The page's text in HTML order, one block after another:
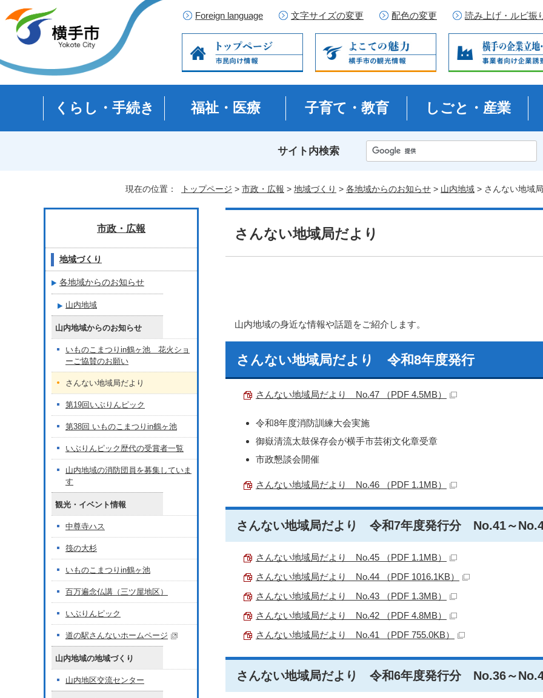
Foreign language 文字サイズの変更 配色の変更 読み上げ・ルビ振
くらし・手続き 福祉・医療 子育て・教育 しごと・産業
サイト内検索
現在の位置： トップページ > 市政・広報 > 地域づくり > 各地域からのお知らせ > 山内地域 > さんない地域
さんない地域局だより
山内地域の身近な情報や話題をご紹介します。
さんない地域局だより 令和8年度発行
さんない地域局だより No.47 （PDF 4.5MB）
令和8年度消防訓練大会実施
御嶽清流太鼓保存会が横手市芸術文化章受章
市政懇談会開催
さんない地域局だより No.46 （PDF 1.1MB）
さんない地域局だより 令和7年度発行分 No.41～
さんない地域局だより No.45 （PDF 1.1MB）
さんない地域局だより No.44 （PDF 1016.1KB）
さんない地域局だより No.43 （PDF 1.3MB）
さんない地域局だより No.42 （PDF 4.8MB）
さんない地域局だより No.41 （PDF 755.0KB）
さんない地域局だより 令和6年度発行分 No.36～
市政・広報
地域づくり
各地域からのお知らせ
山内地域
山内地域からのお知らせ
いものこまつりin鶴ヶ池 花火ショ
ーご協賛のお願い
さんない地域局だより
第19回いぶりんピック
第38回 いものこまつりin鶴ヶ池
いぶりんピック歴代の受賞者一覧
山内地域の消防団員を募集していま
す
観光・イベント情報
中尊寺ハス
筏の大杉
いものこまつりin鶴ヶ池
百万遍念仏講（三ツ屋地区）
いぶりんピック
道の駅さんないホームページ
山内地域の地域づくり
山内地区交流センター